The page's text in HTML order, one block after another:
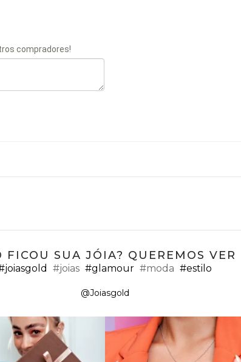
compradores!
FICOU SUA JÓIA? QUEREMOS VER
#joias #glamour #moda #estilo
@Joiasgold